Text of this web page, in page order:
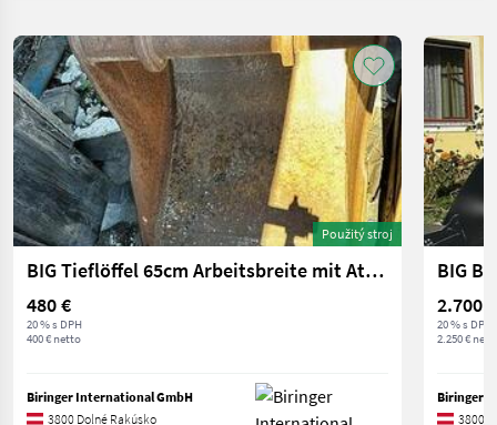
Použitý stroj
BIG Tieflöffel 65cm Arbeitsbreite mit Atlas Aufnahme
480 €
20 % s DPH
400 € netto
Biringer International GmbH
3800 Dolné Rakúsko
2.700 €
20 % s DPH
2.250 €
Biringer
3800